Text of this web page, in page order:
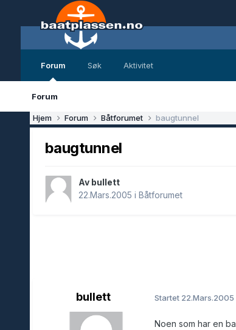
Forum
Forum
Søk Aktivitet
Hjem Forum Båtforumet baugtunnel
baugtunnel
Av bullett
22.Mars.2005 i Båtforumet
bullett Startet 22.Mars.2005
Noen som har en